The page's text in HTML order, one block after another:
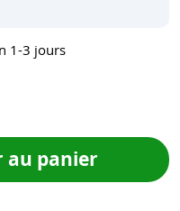
1-3 jours
au panier